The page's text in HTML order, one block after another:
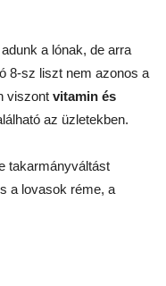
a lónak, de arra
8-sz liszt nem azonos a
viszont vitamin és
az üzletekben.
takarmányváltást
a lovasok réme, a